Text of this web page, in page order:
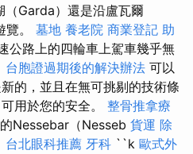
（Garda）還是沿盧瓦爾
覽。 墓地 養老院 商業登記 助
公路上的四輪車上駕車幾乎無
台胞證過期後的解決辦法 可以
的，並且在無可挑剔的技術條
用於您的安全。 整骨推拿療
Nessebar（Nesseb 貨運 除
台北眼科推薦 牙科 ``k 歐式外